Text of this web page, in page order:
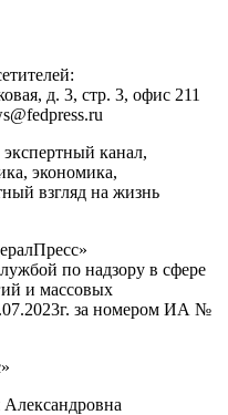
д. 3, стр. 3, офис 211
канал,
экономика,
взгляд на жизнь
по надзору в сфере
и массовых
за номером ИА №